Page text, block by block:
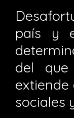
país y
del que
extiende
sociales